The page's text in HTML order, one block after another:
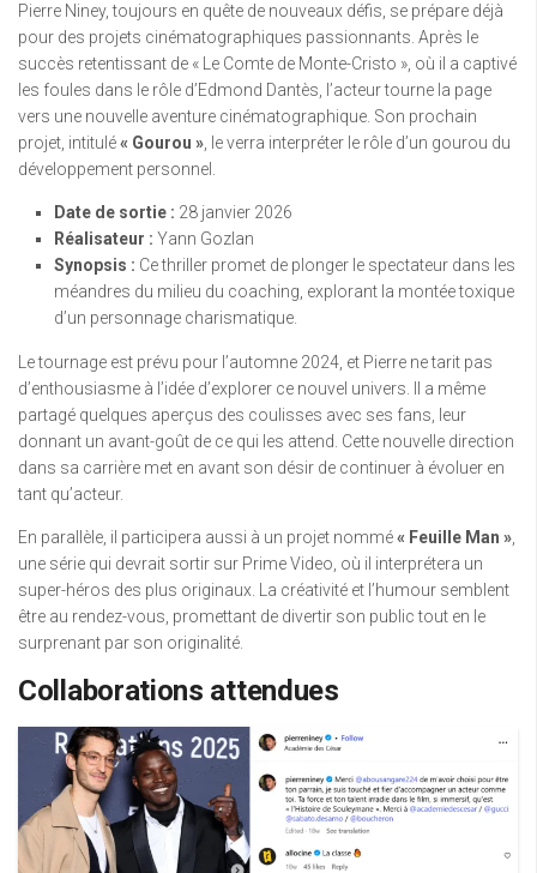
Pierre Niney, toujours en quête de nouveaux défis, se prépare déjà
pour des projets cinématographiques passionnants. Après le
succès retentissant de « Le Comte de Monte-Cristo », où il a captivé
les foules dans le rôle d’Edmond Dantès, l’acteur tourne la page
vers une nouvelle aventure cinématographique. Son prochain
projet, intitulé« Gourou », le verra interpréter le rôle d’un gourou du
développement personnel.
Date de sortie : 28 janvier 2026
Réalisateur : Yann Gozlan
Synopsis : Ce thriller promet de plonger le spectateur dans les
méandres du milieu du coaching, explorant la montée toxique
d’un personnage charismatique.
Le tournage est prévu pour l’automne 2024, et Pierre ne tarit pas
d’enthousiasme à l’idée d’explorer ce nouvel univers. Il a même
partagé quelques aperçus des coulisses avec ses fans, leur
donnant un avant-goût de ce qui les attend. Cette nouvelle direction
dans sa carrière met en avant son désir de continuer à évoluer en
tant qu’acteur.
En parallèle, il participera aussi à un projet nommé« Feuille Man »,
une série qui devrait sortir sur Prime Video, où il interprétera un
super-héros des plus originaux. La créativité et l’humour semblent
être au rendez-vous, promettant de divertir son public tout en le
surprenant par son originalité.
Collaborations attendues